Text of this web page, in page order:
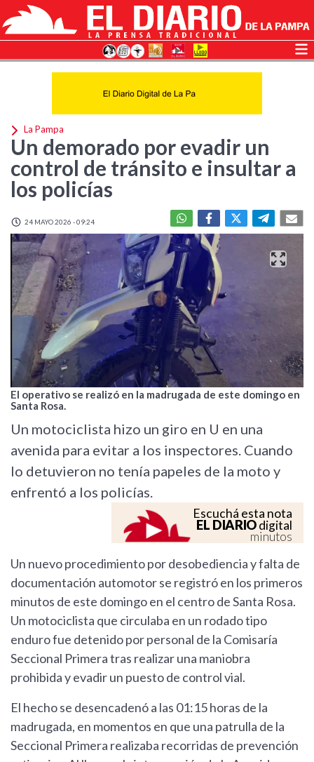
La Pampa
Un demorado por evadir un
control de tránsito e insultar a
los policías
24 MAYO 2026 - 09:24
El operativo se realizó en la madrugada de este domingo en
Santa Rosa.
Un motociclista hizo un giro en U en una
avenida para evitar a los inspectores. Cuando
lo detuvieron no tenía papeles de la moto y
enfrentó a los policías.
Escuchá esta nota
EL DIARIOdigital
minutos
Un nuevo procedimiento por desobediencia y falta de
documentación automotor se registró en los primeros
minutos de este domingo en el centro de Santa Rosa.
Un motociclista que circulaba en un rodado tipo
enduro fue detenido por personal de la Comisaría
Seccional Primera tras realizar una maniobra
prohibida y evadir un puesto de control vial.
El hecho se desencadenó a las 01:15 horas de la
madrugada, en momentos en que una patrulla de la
Seccional Primera realizaba recorridas de prevención